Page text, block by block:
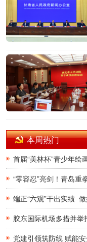
本周热门
“零容忍”亮剑！青岛重
端正“六观”干出实绩